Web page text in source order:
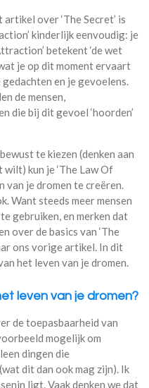
over ‘The Secret’ is
kinderlijk eenvoudig: je
betekent ‘de wet
je op dit moment ervaart
en je gevoelens.
de mensen,
die bij dit gevoel ‘hoorden’
te kiezen (denken aan
kun je ‘The Law Of
van je dromen te creëren.
Want steeds meer mensen
gebruiken, en merken dat
over de basics van ‘The
ons vorige artikel. In dit
het leven van je dromen.
leven van je dromen?
de toepasbaarheid van
mogelijk om
dingen die
dit dan ook mag zijn). Ik
ligt. Vaak denken we dat